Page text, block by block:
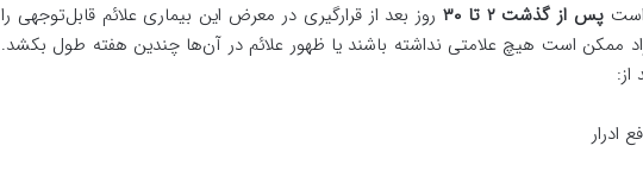
پس از گذشت ۲ تا ۳۰
روز بعد از قرارگیری در معرض این بیماری علائم قابل‌توجهی را
ممکن است هیچ علامتی نداشته باشند یا ظهور علائم در آن‌ها چندین هفته طول بکشد.
از:
ادرار